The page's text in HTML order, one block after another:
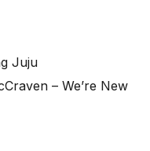
Juju
– We’re New